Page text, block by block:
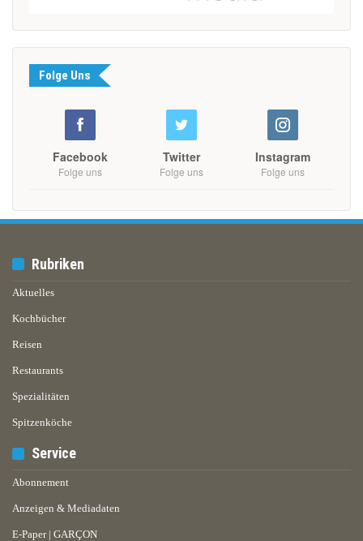
Folge Uns
Facebook
Folge uns
Twitter
Folge uns
Instagram
Folge uns
Rubriken
Aktuelles
Kochbücher
Reisen
Restaurants
Spezialitäten
Spitzenköche
Service
Abonnement
Anzeigen & Mediadaten
E-Paper | GARÇON